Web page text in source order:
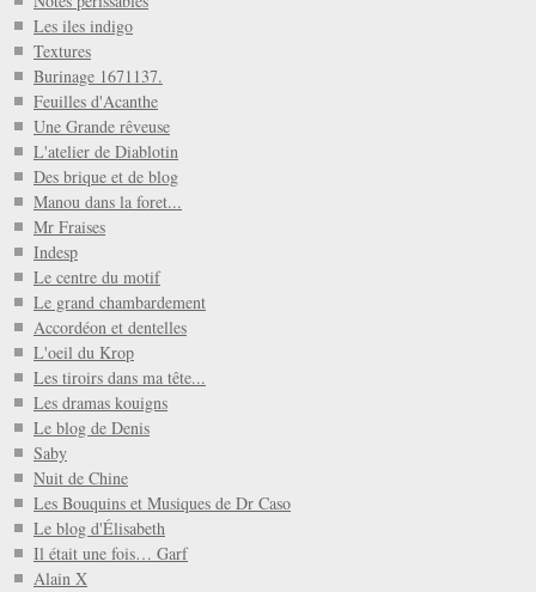
Les iles indigo
Textures
Burinage 1671137.
Feuilles d'Acanthe
Une Grande rêveuse
L'atelier de Diablotin
Des brique et de blog
Manou dans la foret...
Mr Fraises
Indesp
Le centre du motif
Le grand chambardement
Accordéon et dentelles
L'oeil du Krop
Les tiroirs dans ma tête...
Les dramas kouigns
Le blog de Denis
Saby
Nuit de Chine
Les Bouquins et Musiques de Dr Caso
Le blog d'Élisabeth
Il était une fois… Garf
Alain X